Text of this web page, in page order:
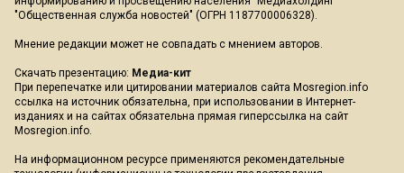
"Общественная служба новостей" (ОГРН 1187700006328).
Мнение редакции может не совпадать с мнением авторов.
Скачать презентацию: Медиа-кит
При перепечатке или цитировании материалов сайта Mosregion.info
ссылка на источник обязательна, при использовании в Интернет-
изданиях и на сайтах обязательна прямая гиперссылка на сайт
Mosregion.info.
На информационном ресурсе применяются рекомендательные